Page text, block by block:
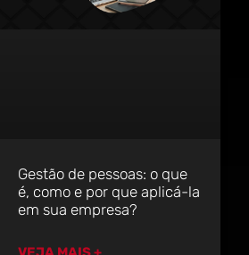
Gestão de pessoas: o que
é, como e por que aplicá-la
em sua empresa?